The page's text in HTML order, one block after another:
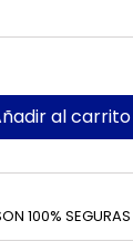
al carrito
100% SEGURAS